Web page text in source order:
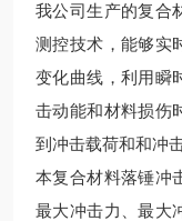
我公司生产的复合
测控技术，能够实
变化曲线，利用瞬
击动能和材料损伤
到冲击载荷和和冲
本复合材料落锤冲
最大冲击力、最大